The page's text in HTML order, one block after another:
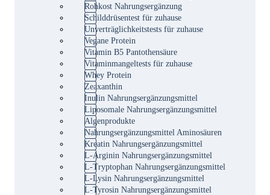
Rohkost Nahrungsergänzung
Schilddrüsentest für zuhause
Unverträglichkeitstests für zuhause
Vegane Protein
Vitamin B5 Pantothensäure
Vitaminmangeltests für zuhause
Whey Protein
Zeaxanthin
Inulin Nahrungsergänzungsmittel
Liposomale Nahrungsergänzungsmittel
Algenprodukte
Nahrungsergänzungsmittel Aminosäuren
Kreatin Nahrungsergänzungsmittel
L-Arginin Nahrungsergänzungsmittel
L-Tryptophan Nahrungsergänzungsmittel
L-Lysin Nahrungsergänzungsmittel
L-Tyrosin Nahrungsergänzungsmittel